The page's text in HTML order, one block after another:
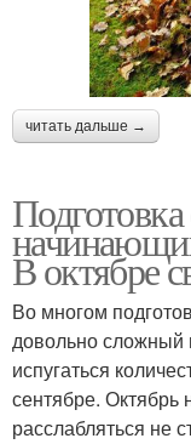
читать дальше →
В октябре
Во многом
довольно сложный
испугаться
сентябре. Октябрь
расслабляться не